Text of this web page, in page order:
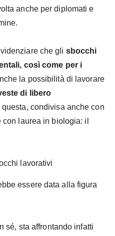
anche per diplomati e
che gli sbocchi
così come per i
la possibilità di lavorare
di libero
condivisa anche con
con laurea in biologia: il
lavorativi
essere data alla figura
sé, sta affrontando infatti